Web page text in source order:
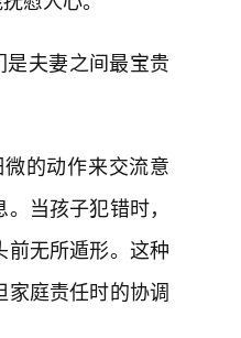
是夫妻之间最宝贵
的动作来交流意
当孩子犯错时，
无所遁形。这种
家庭责任时的协调